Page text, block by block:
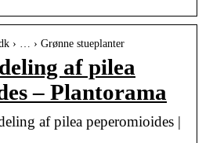
› … › Grønne stueplanter
af pilea
– Plantorama
af pilea peperomioides |